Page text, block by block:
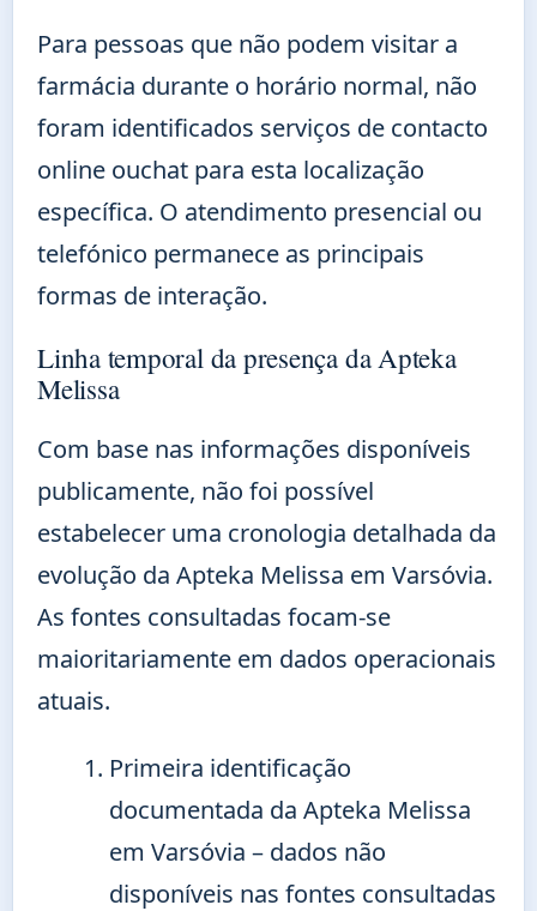
Para pessoas que não podem visitar a
farmácia durante o horário normal, não
foram identificados serviços de contacto
online ouchat para esta localização
específica. O atendimento presencial ou
telefónico permanece as principais
formas de interação.
Linha temporal da presença da Apteka
Melissa
Com base nas informações disponíveis
publicamente, não foi possível
estabelecer uma cronologia detalhada da
evolução da Apteka Melissa em Varsóvia.
As fontes consultadas focam-se
maioritariamente em dados operacionais
atuais.
Primeira identificação
documentada da Apteka Melissa
em Varsóvia – dados não
disponíveis nas fontes consultadas